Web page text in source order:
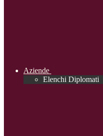
Aziende
Elenchi Diplomati